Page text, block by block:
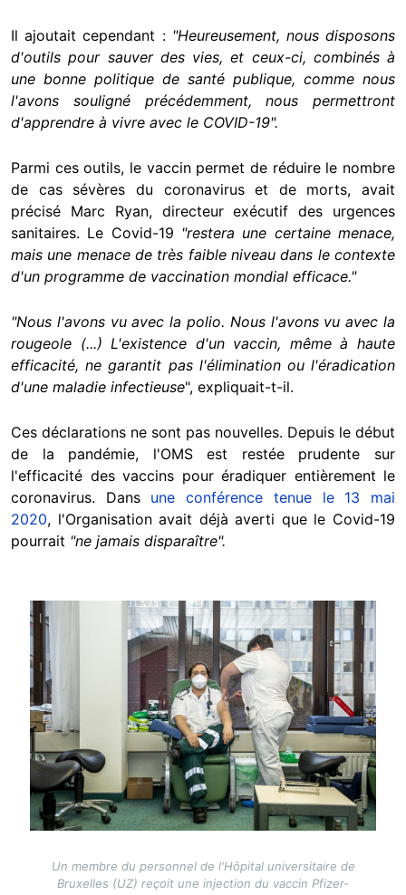
Il ajoutait cependant :"Heureusement, nous disposons
d'outils pour sauver des vies, et ceux-ci, combinés à
une bonne politique de santé publique, comme nous
l'avons souligné précédemment, nous permettront
d'apprendre à vivre avec le COVID-19".
Parmi ces outils, le vaccin permet de réduire le nombre
de cas sévères du coronavirus et de morts, avait
précisé Marc Ryan, directeur exécutif des urgences
sanitaires. Le Covid-19 "restera une certaine menace,
mais une menace de très faible niveau dans le contexte
d'un programme de vaccination mondial efficace."
"Nous l'avons vu avec la polio. Nous l'avons vu avec la
rougeole (...) L'existence d'un vaccin, même à haute
efficacité, ne garantit pas l'élimination ou l'éradication
d'une maladie infectieuse", expliquait-t-il.
Ces déclarations ne sont pas nouvelles. Depuis le début
de la pandémie, l'OMS est restée prudente sur
l'efficacité des vaccins pour éradiquer entièrement le
coronavirus. Dans une conférence tenue le 13 mai
2020, l'Organisation avait déjà averti que le Covid-19
pourrait "ne jamais disparaître".
Image
Un membre du personnel de l'Hôpital universitaire de
Bruxelles (UZ) reçoit une injection du vaccin Pfizer-